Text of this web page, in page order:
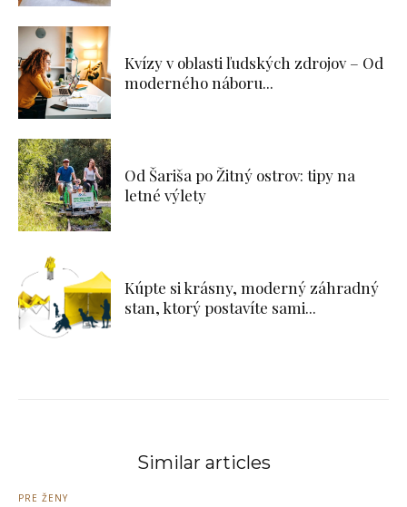
Kvízy v oblasti ľudských zdrojov – Od
moderného náboru...
Od Šariša po Žitný ostrov: tipy na
letné výlety
Kúpte si krásny, moderný záhradný
stan, ktorý postavíte sami...
Similar articles
PRE ŽENY